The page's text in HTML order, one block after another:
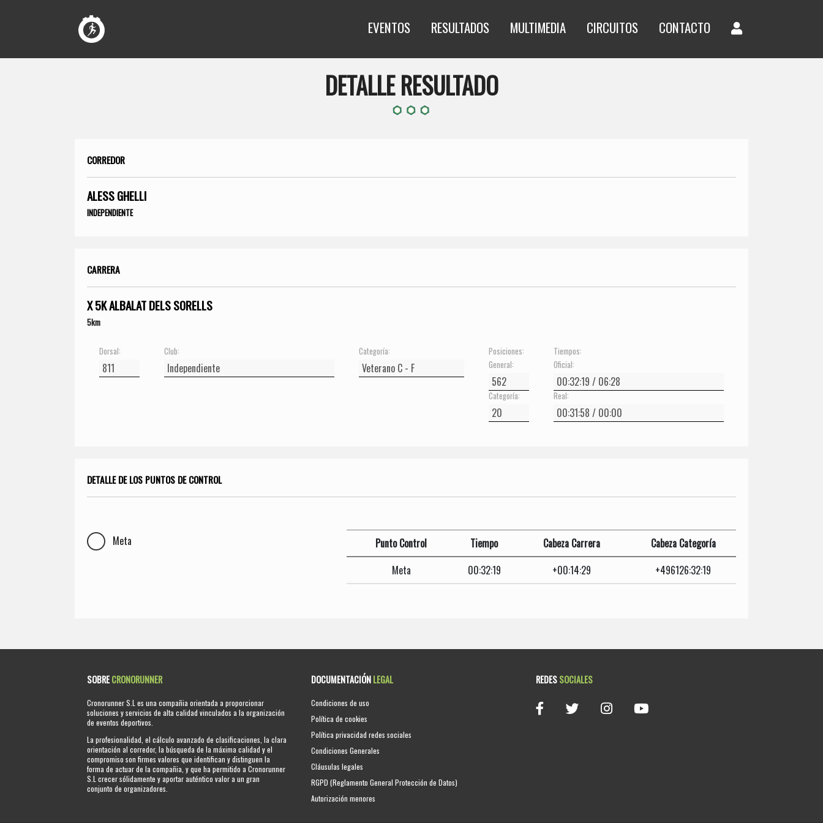
EVENTOS RESULTADOS MULTIMEDIA CIRCUITOS CONTACTO
DETALLE RESULTADO
CORREDOR
ALESS GHELLI
INDEPENDIENTE
CARRERA
X 5K ALBALAT DELS SORELLS
5km
Dorsal: Club: Categoría:
Posiciones:
General:
Categoría:
Tiempos:
Oficial:
Real:
DETALLE DE LOS PUNTOS DE CONTROL
Meta Punto Control Tiempo Cabeza Carrera
Cabeza Categoría
Meta
00:32:19 +00:14:29 +496126:32:19
SOBRECRONORUNNER
Cronorunner S.L es una compañia orientada a proporcionar
soluciones y servicios de alta calidad vinculados a la organización
de eventos deportivos.
La profesionalidad, el cálculo avanzado de clasificaciones, la clara
orientación al corredor, la búsqueda de la máxima calidad y el
compromiso son firmes valores que identifican y distinguen la
forma de actuar de la compañia, y que ha permitido a Cronorunner
S.L crecer sólidamente y aportar auténtico valor a un gran
conjunto de organizadores.
DOCUMENTACIÓNLEGAL
Condiciones de uso
Política de cookies
Política privacidad redes sociales
Condiciones Generales
Cláusulas legales
RGPD (Reglamento General Protección de Datos)
Autorización menores
REDESSOCIALES